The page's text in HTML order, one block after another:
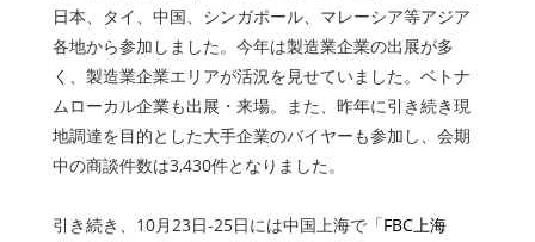
日本、タイ、中国、シンガポール、マレーシア等アジア
各地から参加しました。今年は製造業企業の出展が多
く、製造業企業エリアが活況を見せていました。ベトナ
ムローカル企業も出展・来場。また、昨年に引き続き現
地調達を目的とした大手企業のバイヤーも参加し、会期
中の商談件数は3,430件となりました。
引き続き、10月23日-25日には中国上海で「FBC上海